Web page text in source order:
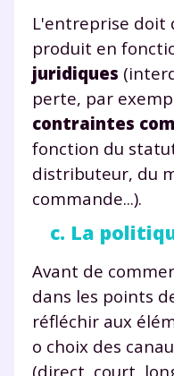
L'entreprise doit
produit en
juridiques
perte, par
contraintes
fonction du
distributeur, du
commande...).
c. La
Avant de
dans les points
réfléchir aux
o choix des
(direct, court,